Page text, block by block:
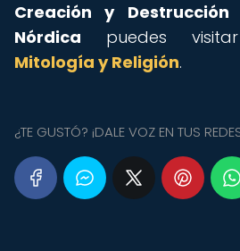
Creación y
Nórdica puedes
Mitología y Religión.
¿TE GUSTÓ? ¡DALE VOZ EN TUS